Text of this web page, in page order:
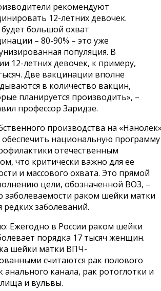
рекомендуют
12-летних девочек.
будет большой охват
– 80-90% – это уже
популяция. В
12-летних девочек, к примеру,
Две вакцинации вполне
в количество вакцин,
планируется производить», –
профессор Заридзе.
производства на
обеспечить национальную программу
отечественным
что критически важно для ее
и массового охвата. Это прямой
цели, обозначенной ВОЗ, –
заболеваемости раком шейки матки
редких заболеваний.
Ежегодно в России раком шейки
порядка 17 тысяч женщин.
шейки матки ВПЧ-
считаются рак полового
анального канала, рак ротоглотки и
и вульвы.